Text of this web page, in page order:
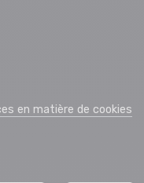
en matière de cookies